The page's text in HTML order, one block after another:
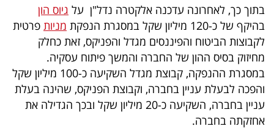
עקבו
אחרינו:
בתוך כך, לאחרונה עדכנה אלקטרה נדל"ן על גיוס הון
בהיקף של כ-120 מיליון שקל במסגרת הנפקת
מניות פרטית
לקבוצות הביטוח והפיננסים מגדל והפניקס, זאת כחלק
מחיזוק בסיס ההון של החברה והמשך פיתוח עסקיה.
במסגרת ההנפקה, קבוצת מגדל השקיעה כ-100 מיליון שקל
והפכה לבעלת עניין בחברה, וקבוצת הפניקס, שהינה בעלת
עניין בחברה, השקיעה כ-20 מיליון שקל ובכך הגדילה את
אחזקתה בחברה.